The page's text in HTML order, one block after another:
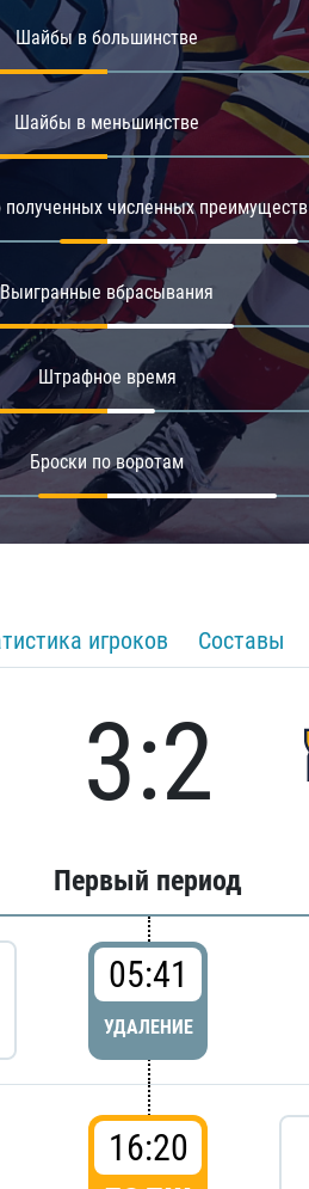
Юлаев
Шайбы в большинстве
Шайбы в меньшинстве
полученных численных преимуществ
Выигранные вбрасывания
Штрафное время
Броски по воротам
игроков Составы
3:2
Первый период
05:41
УДАЛЕНИЕ
16:20